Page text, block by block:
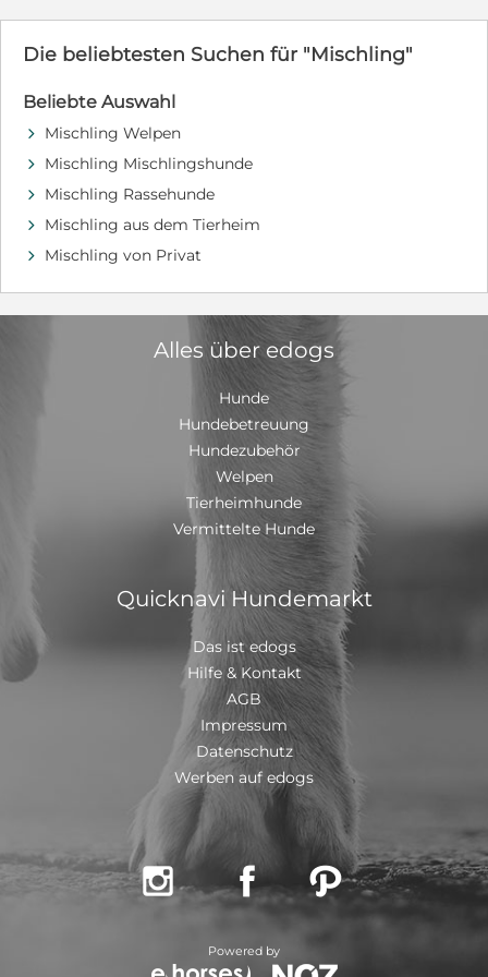
Adoptionsablauf: https://dasschwarzeschaf.org/ablauf-
Die beliebtesten Suchen für "Mischling"
Beliebte Auswahl
d Mischling Welpen
d Mischling Mischlingshunde
d Mischling Rassehunde
d Mischling aus dem Tierheim
d Mischling von Privat
Alles über edogs
Hunde
Hundebetreuung
Hundezubehör
Welpen
Tierheimhunde
Vermittelte Hunde
Quicknavi Hundemarkt
Das ist edogs
Hilfe & Kontakt
AGB
Impressum
Datenschutz
Werben auf edogs
  
Powered by